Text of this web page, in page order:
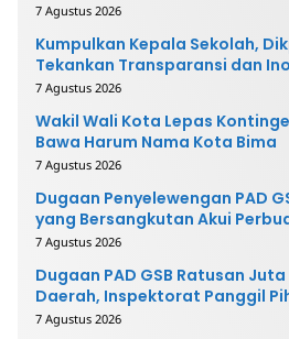
7 Agustus 2026
Kumpulkan Kepala Sekolah,
Tekankan Transparansi dan
7 Agustus 2026
Wakil Wali Kota Lepas
Bawa Harum Nama Kota Bima
7 Agustus 2026
Dugaan Penyelewengan PAD
yang Bersangkutan Akui
Mengembalikan Uang
7 Agustus 2026
Dugaan PAD GSB Ratusan
Daerah, Inspektorat Panggil
7 Agustus 2026